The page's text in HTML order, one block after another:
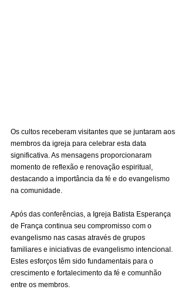
Os cultos receberam visitantes que se juntaram aos
membros da igreja para celebrar esta data
significativa. As mensagens proporcionaram
momento de reflexão e renovação espiritual,
destacando a importância da fé e do evangelismo
na comunidade.
Após das conferências, a Igreja Batista Esperança
de França continua seu compromisso com o
evangelismo nas casas através de grupos
familiares e iniciativas de evangelismo intencional.
Estes esforços têm sido fundamentais para o
crescimento e fortalecimento da fé e comunhão
entre os membros.